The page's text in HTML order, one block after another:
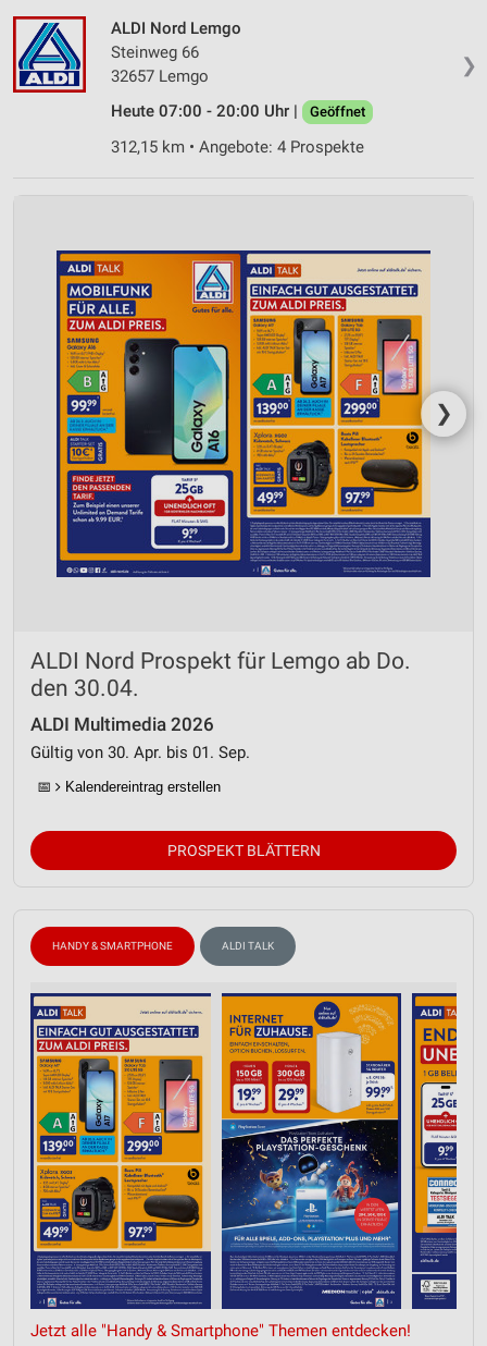
❯
ALDI Nord Lemgo
Steinweg 66
32657 Lemgo
Heute 07:00 - 20:00 Uhr |
Geöffnet
312,15 km • Angebote: 4 Prospekte
❯
ALDI Nord Prospekt für Lemgo ab Do.
den 30.04.
ALDI Multimedia 2026
Gültig von 30. Apr. bis 01. Sep.
📅 Kalendereintrag erstellen
PROSPEKT BLÄTTERN
HANDY & SMARTPHONE ALDI TALK
Jetzt alle "Handy & Smartphone" Themen entdecken!